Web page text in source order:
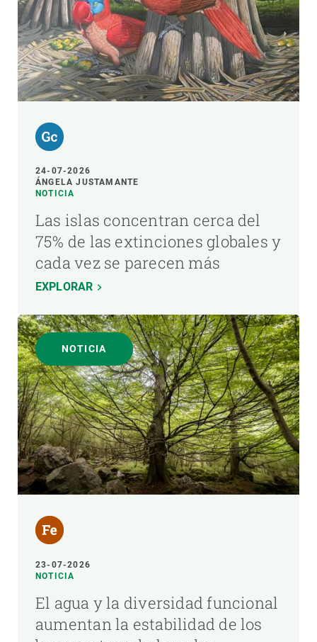
24-07-2026
ÁNGELA JUSTAMANTE
NOTICIA
Las islas concentran cerca del
75% de las extinciones globales y
cada vez se parecen más
EXPLORAR
NOTICIA
23-07-2026
NOTICIA
El agua y la diversidad funcional
aumentan la estabilidad de los